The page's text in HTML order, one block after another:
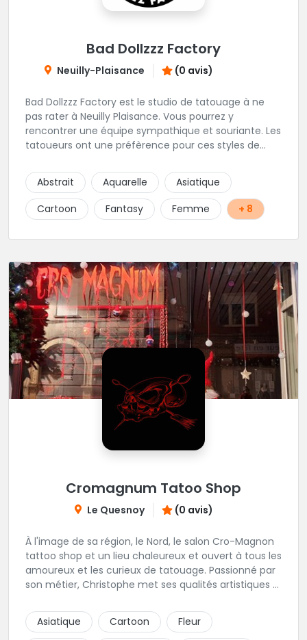
Bad Dollzzz Factory
Neuilly-Plaisance (0 avis)
Bad Dollzzz Factory est le studio de tatouage à ne
pas rater à Neuilly Plaisance. Vous pourrez y
rencontrer une équipe sympathique et souriante. Les
tatoueurs ont une préfèrence pour ces styles de
culture et traits fins. Foncez !
Abstrait Aquarelle
Asiatique
Cartoon
Fantasy Femme + 8
Cromagnum Tatoo Shop
Le Quesnoy (0 avis)
À l'image de sa région, le Nord, le salon Cro-Magnon
tattoo shop et un lieu chaleureux et ouvert à tous les
amoureux et les curieux de tatouage. Passionné par
son métier, Christophe met ses qualités artistiques à
Asiatique
Cartoon
Fleur